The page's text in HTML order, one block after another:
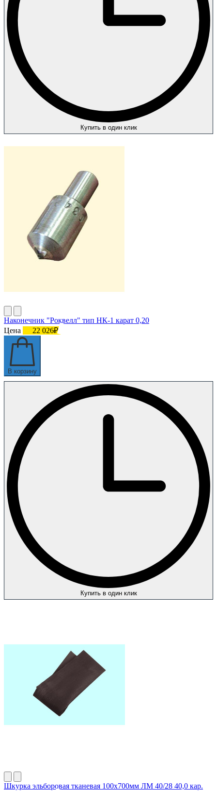
Купить в один клик
Наконечник "Роквелл" тип НК-1 карат 0,20
Цена
22 026₽
В корзину
Купить в один клик
Шкурка эльборовая тканевая 100х700мм ЛМ 40/28 40,0 кар.